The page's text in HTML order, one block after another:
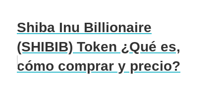
Shiba Inu Billionaire
(SHIBIB) Token ¿Qué es,
cómo comprar y precio?